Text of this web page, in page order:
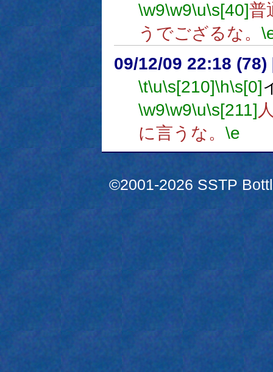
\w9\w9\u\s[40]普
うでござるな。
09/12/09 22:18 (78)
\t\u\s[210]\h\s[0]
\w9\w9\u\s[211]
に言うな。 \e
©2001-2026 SSTP